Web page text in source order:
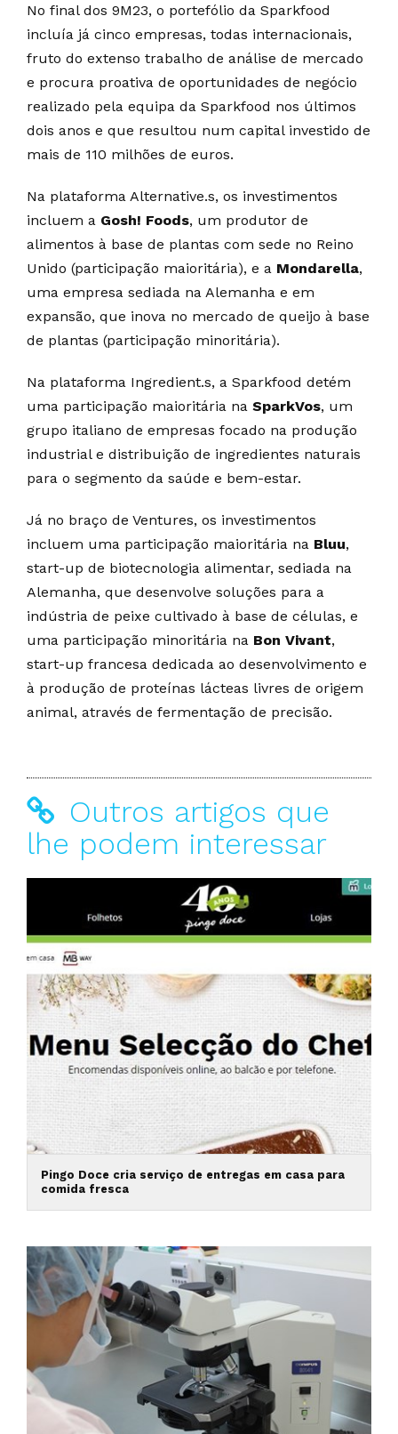
No final dos 9M23, o portefólio da Sparkfood
incluía já cinco empresas, todas internacionais,
fruto do extenso trabalho de análise de mercado
e procura proativa de oportunidades de negócio
realizado pela equipa da Sparkfood nos últimos
dois anos e que resultou num capital investido de
mais de 110 milhões de euros.
Na plataforma Alternative.s, os investimentos
incluem a Gosh! Foods, um produtor de
alimentos à base de plantas com sede no Reino
Unido (participação maioritária), e a Mondarella,
uma empresa sediada na Alemanha e em
expansão, que inova no mercado de queijo à base
de plantas (participação minoritária).
Na plataforma Ingredient.s, a Sparkfood detém
uma participação maioritária na SparkVos, um
grupo italiano de empresas focado na produção
industrial e distribuição de ingredientes naturais
para o segmento da saúde e bem-estar.
Já no braço de Ventures, os investimentos
incluem uma participação maioritária na Bluu,
start-up de biotecnologia alimentar, sediada na
Alemanha, que desenvolve soluções para a
indústria de peixe cultivado à base de células, e
uma participação minoritária na Bon Vivant,
start-up francesa dedicada ao desenvolvimento e
à produção de proteínas lácteas livres de origem
animal, através de fermentação de precisão.
Outros artigos que
lhe podem interessar
Pingo Doce cria serviço de entregas em casa para
comida fresca